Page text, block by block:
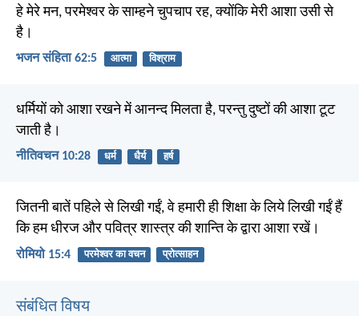
हे मेरे मन, परमेश्वर के साम्हने चुपचाप रह, क्योंकि मेरी आशा उसी से
है।
भजन संहिता 62:5 आत्मा विश्राम
धर्मियों को आशा रखने में आनन्द मिलता है, परन्तु दुष्टों की आशा टूट
जाती है।
नीतिवचन 10:28 धर्म धैर्य हर्ष
जितनी बातें पहिले से लिखी गईं, वे हमारी ही शिक्षा के लिये लिखी गईं हैं
कि हम धीरज और पवित्र शास्त्र की शान्ति के द्वारा आशा रखें।
रोमियो 15:4 परमेश्वर का वचन प्रोत्साहन
संबंधित विषय